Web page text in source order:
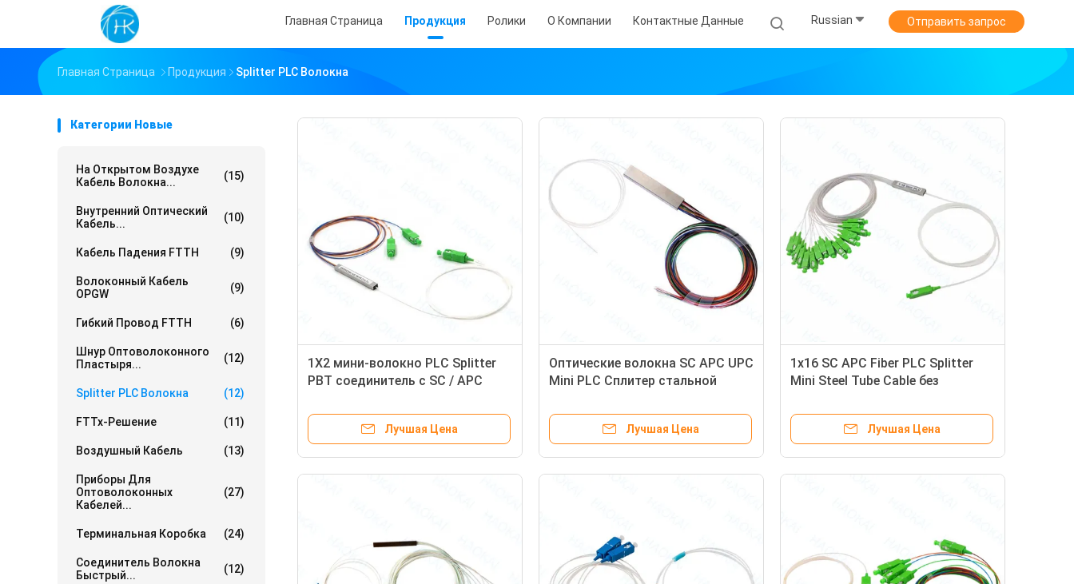
Главная Страница Продукция Ролики О Компании Контактные Данные Russian Отправить запрос
Главная Страница Продукция Splitter PLC Волокна
Категории Новые
На Открытом Воздухе
Кабель Волокна...
(15)
Внутренний Оптический
Кабель...
(10)
Кабель Падения FTTH (9)
Волоконный Кабель
OPGW
(9)
Гибкий Провод FTTH (6)
Шнур Оптоволоконного
Пластыря...
(12)
Splitter PLC Волокна (12)
FTTx-Решение (11)
Воздушный Кабель (13)
Приборы Для
Оптоволоконных
Кабелей...
(27)
Терминальная Коробка (24)
Соединитель Волокна
Быстрый...
(12)
1X2 мини-волокно PLC Splitter
PBT соединитель с SC / APC
Лучшая Цена
Оптические волокна SC APC UPC
Mini PLC Сплитер стальной
Лучшая Цена
1x16 SC APC Fiber PLC Splitter
Mini Steel Tube Cable без
Лучшая Цена